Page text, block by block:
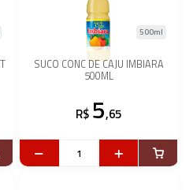
SUCO CONC DE CAJU IMBIARA
500ML
500ml
R$ 5,65